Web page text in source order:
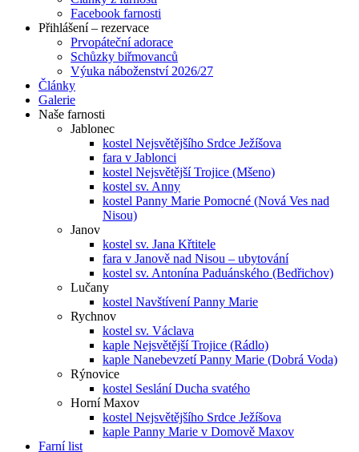
Facebook farnosti
Přihlášení – rezervace
Prvopáteční adorace
Schůzky biřmovanců
Výuka náboženství 2026/27
Články
Galerie
Naše farnosti
Jablonec
kostel Nejsvětějšího Srdce Ježíšova
fara v Jablonci
kostel Nejsvětější Trojice (Mšeno)
kostel sv. Anny
kostel Panny Marie Pomocné (Nová Ves nad
Nisou)
Janov
kostel sv. Jana Křtitele
fara v Janově nad Nisou – ubytování
kostel sv. Antonína Paduánského (Bedřichov)
Lučany
kostel Navštívení Panny Marie
Rychnov
kostel sv. Václava
kaple Nejsvětější Trojice (Rádlo)
kaple Nanebevzetí Panny Marie (Dobrá Voda)
Rýnovice
kostel Seslání Ducha svatého
Horní Maxov
kostel Nejsvětějšího Srdce Ježíšova
kaple Panny Marie v Domově Maxov
Farní list